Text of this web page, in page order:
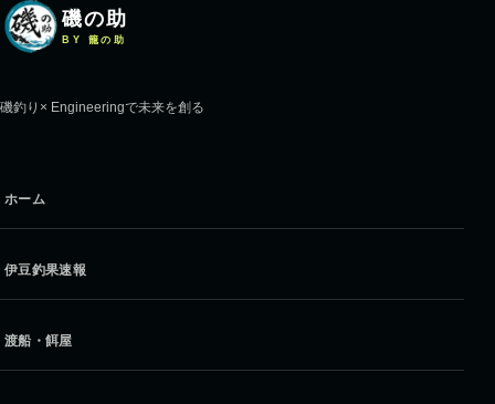
磯の助
BY 籠の助
磯釣り× Engineeringで未来を創る
ホーム
伊豆釣果速報
渡船・餌屋